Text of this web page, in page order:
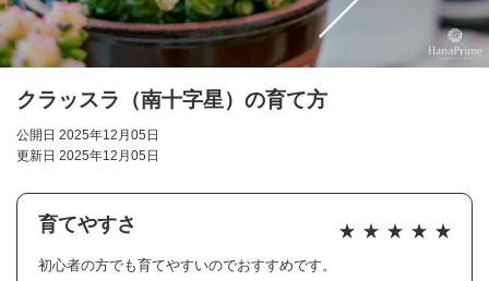
クラッスラ（南十字星）の育て方
公開日 2025年12月05日
更新日 2025年12月05日
育てやすさ
初心者の方でも育てやすいのでおすすめです。